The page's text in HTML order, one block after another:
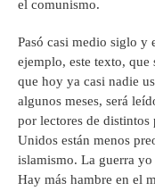
el comunismo.
Pasó casi medio siglo y
ejemplo, este texto,
que hoy ya casi nadie
algunos meses, será
por lectores de distintos
Unidos están menos
islamismo. La guerra
Hay más hambre en el